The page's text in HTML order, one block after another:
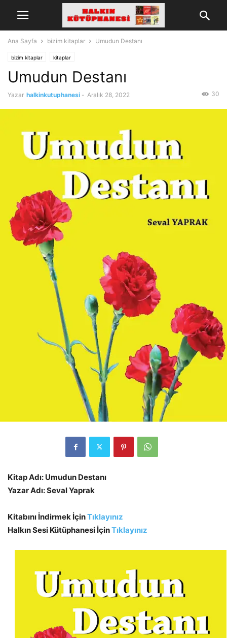
Ana Sayfa bizim kitaplar Umudun Destanı
bizim kitaplar kitaplar
Umudun Destanı
Yazar halkinkutuphanesi - Aralık 28, 2022 30
Kitap Adı: Umudun Destanı
Yazar Adı: Seval Yaprak
Kitabını İndirmek İçinTıklayınız
Halkın Sesi Kütüphanesi İçinTıklayınız